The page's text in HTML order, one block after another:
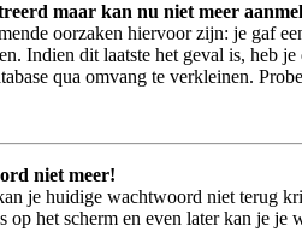
maar kan nu niet meer
oorzaken hiervoor zijn: je gaf
Indien dit laatste het geval is, heb
qua omvang te verkleinen.
niet meer!
je huidige wachtwoord niet terug
op het scherm en even later kan je je